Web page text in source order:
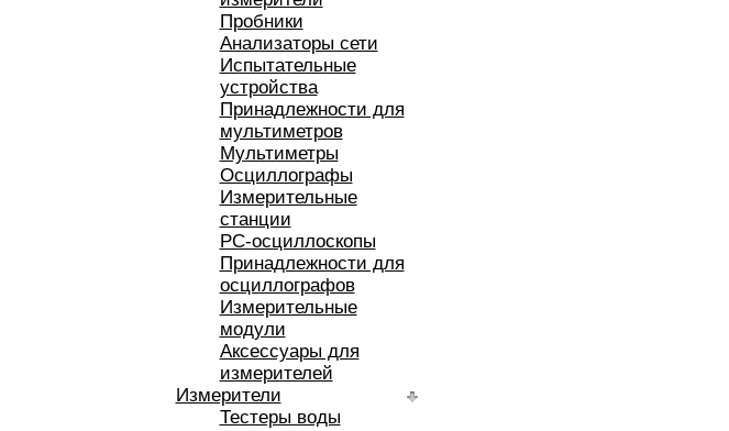
Пробники
Анализаторы сети
Испытательные
устройства
Принадлежности для
мультиметров
Мультиметры
Осциллографы
Измерительные
станции
РС-осциллоскопы
Принадлежности для
осциллографов
Измерительные
модули
Аксессуары для
измерителей
Измерители
Тестеры воды